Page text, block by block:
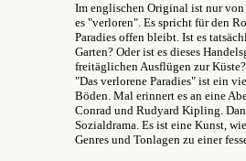
Im englischen Original ist nur von
es "verloren". Es spricht für den
Paradies offen bleibt. Ist es
Garten? Oder ist es dieses
freitäglichen Ausflügen zur
"Das verlorene Paradies" ist ein
Böden. Mal erinnert es an eine
Conrad und Rudyard Kipling.
Sozialdrama. Es ist eine Kunst,
Genres und Tonlagen zu einer